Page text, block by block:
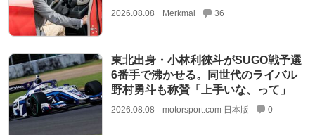
2026.08.08 Merkmal 36
東北出身・小林利徠斗がSUGO戦予選
6番手で沸かせる。同世代のライバル
野村勇斗も称賛「上手いな、って」
2026.08.08 motorsport.com 日本版 0